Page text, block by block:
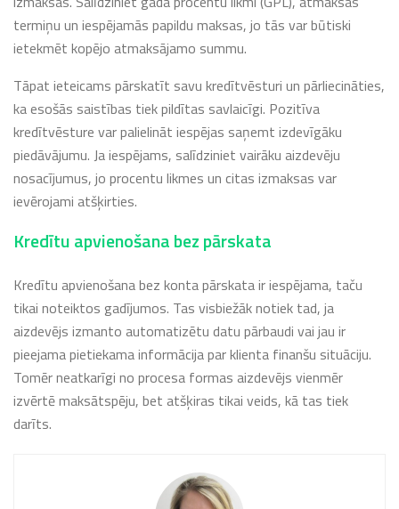
termiņu un iespējamās papildu maksas, jo tās var būtiski
ietekmēt kopējo atmaksājamo summu.
Tāpat ieteicams pārskatīt savu kredītvēsturi un pārliecināties,
ka esošās saistības tiek pildītas savlaicīgi. Pozitīva
kredītvēsture var palielināt iespējas saņemt izdevīgāku
piedāvājumu. Ja iespējams, salīdziniet vairāku aizdevēju
nosacījumus, jo procentu likmes un citas izmaksas var
ievērojami atšķirties.
Kredītu apvienošana bez pārskata
Kredītu apvienošana bez konta pārskata ir iespējama, taču
tikai noteiktos gadījumos. Tas visbiežāk notiek tad, ja
aizdevējs izmanto automatizētu datu pārbaudi vai jau ir
pieejama pietiekama informācija par klienta finanšu situāciju.
Tomēr neatkarīgi no procesa formas aizdevējs vienmēr
izvērtē maksātspēju, bet atšķiras tikai veids, kā tas tiek
darīts.